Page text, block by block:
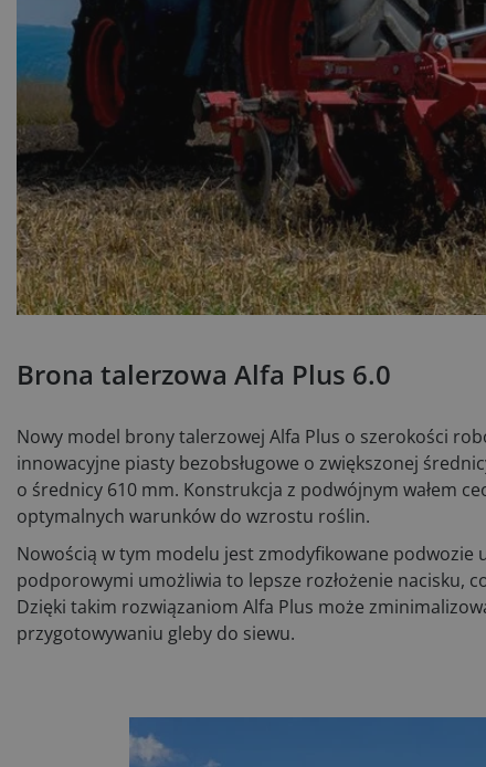
Brona talerzowa Alfa Plus 6.0
Nowy model brony talerzowej Alfa Plus o szerokości
innowacyjne piasty bezobsługowe o zwiększonej
o średnicy 610 mm. Konstrukcja z podwójnym wałem
optymalnych warunków do wzrostu roślin.
Nowością w tym modelu jest zmodyfikowane podwozie
podporowymi umożliwia to lepsze rozłożenie nacisku,
Dzięki takim rozwiązaniom Alfa Plus może
przygotowywaniu gleby do siewu.